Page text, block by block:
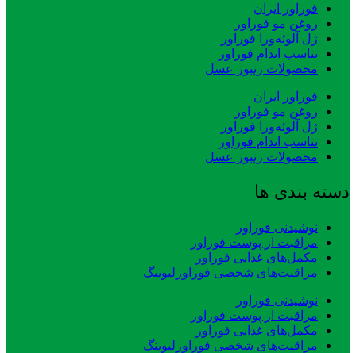
فوراور ایران
روغن مو فوراور
ژل آلوئه‌ورا فوراور
تناسب اندام فوراور
محصولات زنبور عسل
فوراور ایران
روغن مو فوراور
ژل آلوئه‌ورا فوراور
تناسب اندام فوراور
محصولات زنبور عسل
دسته بندی ها
نوشیدنی فوراور
مراقبت از پوست فوراور
مکمل‌های غذایی فوراور
مراقبت‌های شخصی فوراورلیوینگ
نوشیدنی فوراور
مراقبت از پوست فوراور
مکمل‌های غذایی فوراور
مراقبت‌های شخصی فوراورلیوینگ